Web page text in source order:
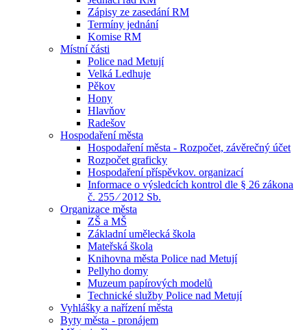
Zápisy ze zasedání RM
Termíny jednání
Komise RM
Místní části
Police nad Metují
Velká Ledhuje
Pěkov
Hony
Hlavňov
Radešov
Hospodaření města
Hospodaření města - Rozpočet, závěrečný účet
Rozpočet graficky
Hospodaření příspěvkov. organizací
Informace o výsledcích kontrol dle § 26 zákona
č. 255 ⁄ 2012 Sb.
Organizace města
ZŠ a MŠ
Základní umělecká škola
Mateřská škola
Knihovna města Police nad Metují
Pellyho domy
Muzeum papírových modelů
Technické služby Police nad Metují
Vyhlášky a nařízení města
Byty města - pronájem